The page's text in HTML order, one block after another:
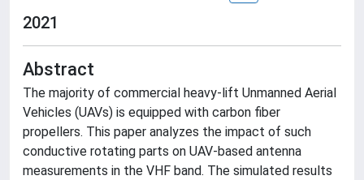
2021
Abstract
The majority of commercial heavy-lift Unmanned Aerial
Vehicles (UAVs) is equipped with carbon fiber
propellers. This paper analyzes the impact of such
conductive rotating parts on UAV-based antenna
measurements in the VHF band. The simulated results